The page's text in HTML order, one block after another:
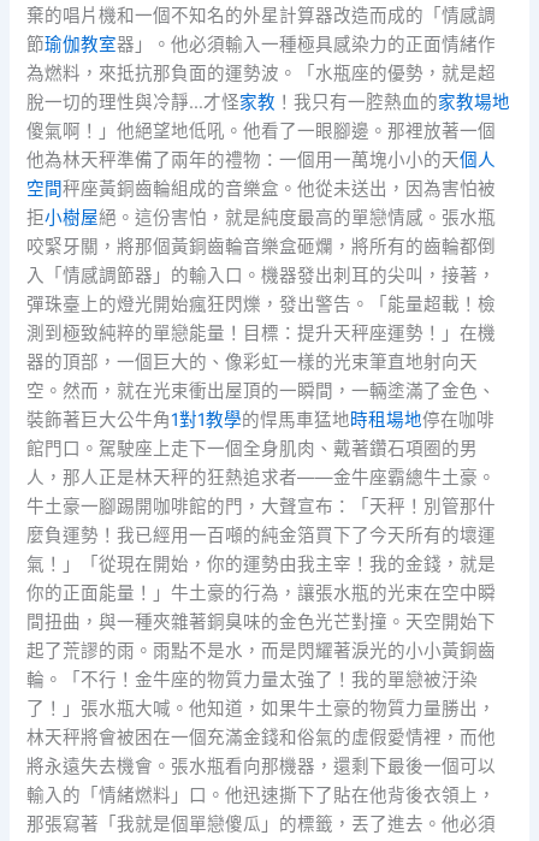
棄的唱片機和一個不知名的外星計算器改造而成的「情感調
節瑜伽教室器」。他必須輸入一種極具感染力的正面情緒作
為燃料，來抵抗那負面的運勢波。「水瓶座的優勢，就是超
脫一切的理性與冷靜…才怪家教 ！我只有一腔熱血的家教場地
傻氣啊！」他絕望地低吼。他看了一眼腳邊。那裡放著一個
他為林天秤準備了兩年的禮物：一個用一萬塊小小的天個人
空間秤座黃銅齒輪組成的音樂盒。他從未送出，因為害怕被
拒小樹屋絕。這份害怕，就是純度最高的單戀情感。張水瓶
咬緊牙關，將那個黃銅齒輪音樂盒砸爛，將所有的齒輪都倒
入「情感調節器」的輸入口。機器發出刺耳的尖叫，接著，
彈珠臺上的燈光開始瘋狂閃爍，發出警告。「能量超載！檢
測到極致純粹的單戀能量！目標：提升天秤座運勢！」在機
器的頂部，一個巨大的、像彩虹一樣的光束筆直地射向天
空。然而，就在光束衝出屋頂的一瞬間，一輛塗滿了金色、
裝飾著巨大公牛角1對1教學的悍馬車猛地時租場地停在咖啡
館門口。駕駛座上走下一個全身肌肉、戴著鑽石項圈的男
人，那人正是林天秤的狂熱追求者——金牛座霸總牛土豪。
牛土豪一腳踢開咖啡館的門，大聲宣布：「天秤！別管那什
麼負運勢！我已經用一百噸的純金箔買下了今天所有的壞運
氣！」「從現在開始，你的運勢由我主宰！我的金錢，就是
你的正面能量！」牛土豪的行為，讓張水瓶的光束在空中瞬
間扭曲，與一種夾雜著銅臭味的金色光芒對撞。天空開始下
起了荒謬的雨。雨點不是水，而是閃耀著淚光的小小黃銅齒
輪。「不行！金牛座的物質力量太強了！我的單戀被汙染
了！」張水瓶大喊。他知道，如果牛土豪的物質力量勝出，
林天秤將會被困在一個充滿金錢和俗氣的虛假愛情裡，而他
將永遠失去機會。張水瓶看向那機器，還剩下最後一個可以
輸入的「情緒燃料」口。他迅速撕下了貼在他背後衣領上，
那張寫著「我就是個單戀傻瓜」的標籤，丟了進去。他必須